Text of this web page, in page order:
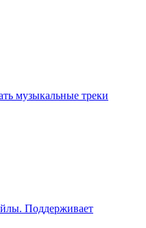
музыкальные треки
Поддерживает